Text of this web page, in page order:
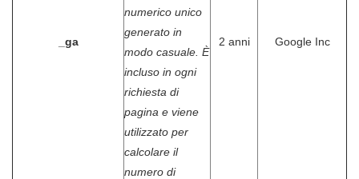
_ga
numerico unico
generato in
modo casuale. È
incluso in ogni
richiesta di
pagina e viene
utilizzato per
calcolare il
numero di
2 anni Google Inc